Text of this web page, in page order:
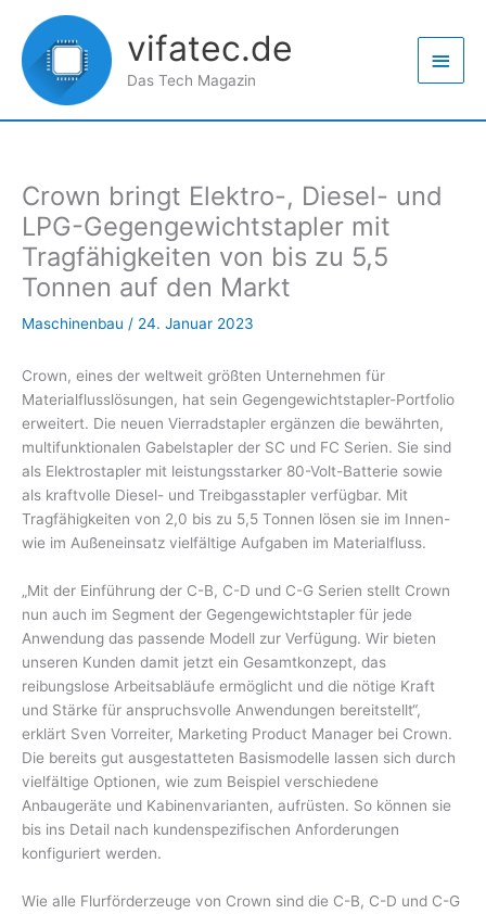
Inhalt
springen
vifatec.de
Das Tech Magazin
Crown bringt Elektro-, Diesel- und
LPG-Gegengewichtstapler mit
Tragfähigkeiten von bis zu 5,5
Tonnen auf den Markt
Maschinenbau / 24. Januar 2023
Crown, eines der weltweit größten Unternehmen für
Materialflusslösungen, hat sein Gegengewichtstapler-Portfolio
erweitert. Die neuen Vierradstapler ergänzen die bewährten,
multifunktionalen Gabelstapler der SC und FC Serien. Sie sind
als Elektrostapler mit leistungsstarker 80-Volt-Batterie sowie
als kraftvolle Diesel- und Treibgasstapler verfügbar. Mit
Tragfähigkeiten von 2,0 bis zu 5,5 Tonnen lösen sie im Innen-
wie im Außeneinsatz vielfältige Aufgaben im Materialfluss.
„Mit der Einführung der C-B, C-D und C-G Serien stellt Crown
nun auch im Segment der Gegengewichtstapler für jede
Anwendung das passende Modell zur Verfügung. Wir bieten
unseren Kunden damit jetzt ein Gesamtkonzept, das
reibungslose Arbeitsabläufe ermöglicht und die nötige Kraft
und Stärke für anspruchsvolle Anwendungen bereitstellt“,
erklärt Sven Vorreiter, Marketing Product Manager bei Crown.
Die bereits gut ausgestatteten Basismodelle lassen sich durch
vielfältige Optionen, wie zum Beispiel verschiedene
Anbaugeräte und Kabinenvarianten, aufrüsten. So können sie
bis ins Detail nach kundenspezifischen Anforderungen
konfiguriert werden.
Wie alle Flurförderzeuge von Crown sind die C-B, C-D und C-G